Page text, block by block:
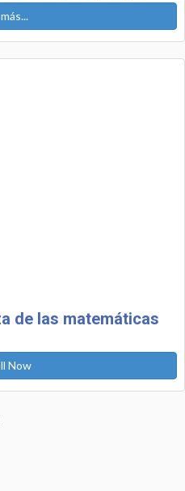
de las matemáticas
Now